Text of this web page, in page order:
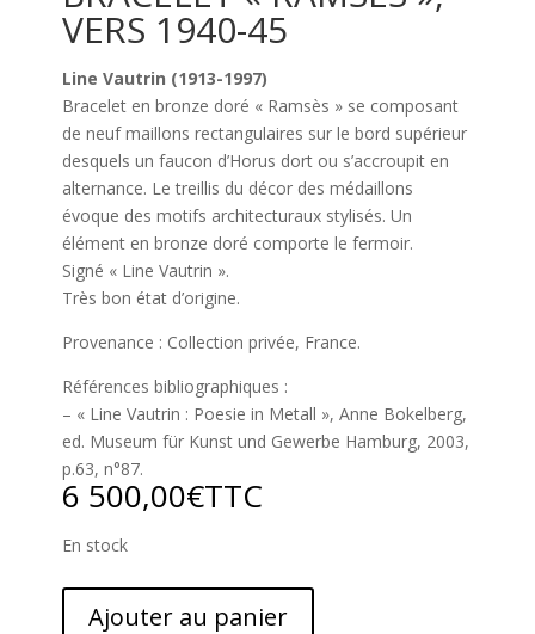
VERS 1940-45
Line Vautrin (1913-1997)
Bracelet en bronze doré « Ramsès » se composant
de neuf maillons rectangulaires sur le bord supérieur
desquels un faucon d’Horus dort ou s’accroupit en
alternance. Le treillis du décor des médaillons
évoque des motifs architecturaux stylisés. Un
élément en bronze doré comporte le fermoir.
Signé « Line Vautrin ».
Très bon état d’origine.
Provenance : Collection privée, France.
Références bibliographiques :
– « Line Vautrin : Poesie in Metall », Anne Bokelberg,
ed. Museum für Kunst und Gewerbe Hamburg, 2003,
p.63, n°87.
6 500,00€TTC
En stock
Ajouter au panier